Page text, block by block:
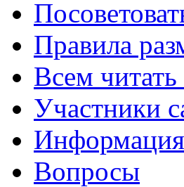
Правила
Всем читать
Участники
Информация
Вопросы